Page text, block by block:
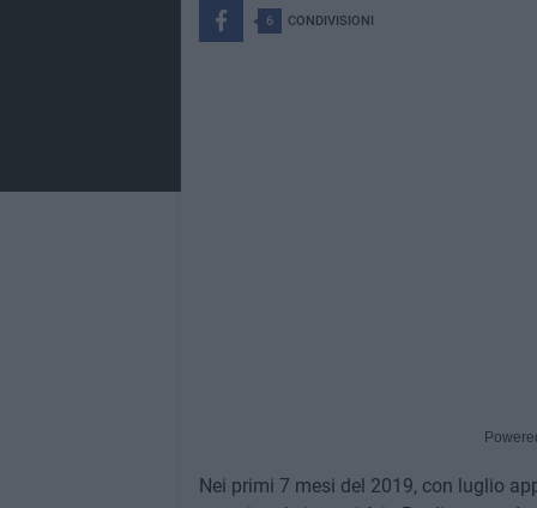
6 CONDIVISIONI
Nei primi 7 mesi del 2019, con luglio